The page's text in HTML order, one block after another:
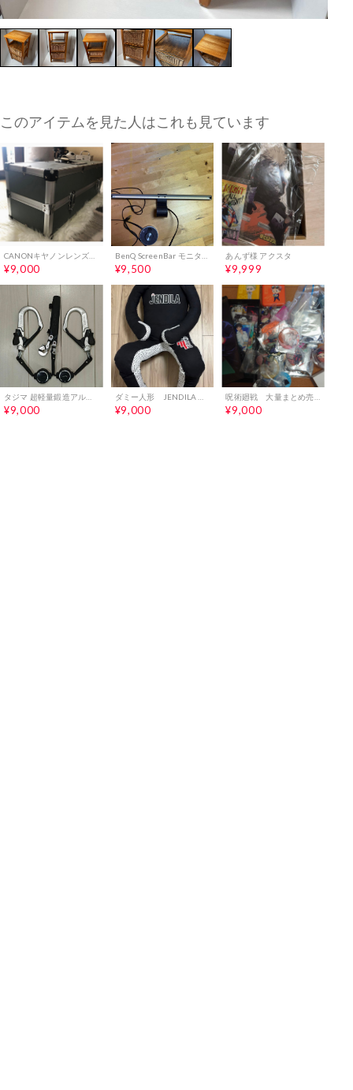
このアイテムを見た人はこれも見ています
¥9,000 ¥9,500
あんず様 アクスタ
¥9,999
¥9,000 ¥9,000 ¥9,000